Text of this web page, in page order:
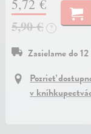
5,72 €
5,90 €
?
Zasielame do
Pozrieť
v